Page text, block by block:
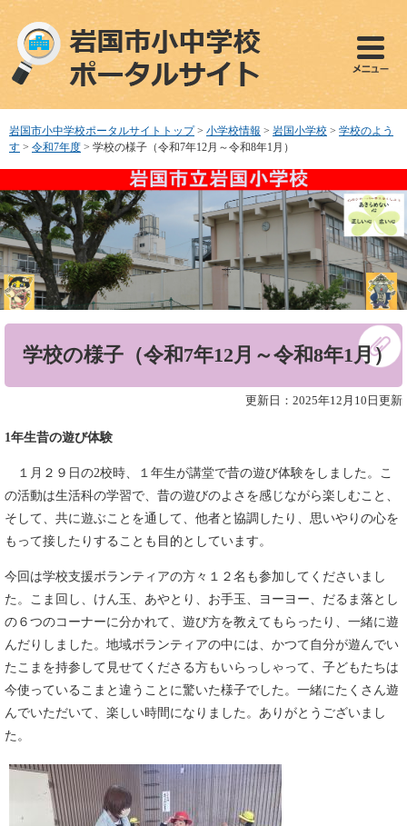
ペ
で
す
メ
ば
し
文
へ
岩国市小中学校ポータルサイトトップ > 小学校情報 > 岩国小学校 > 学校のよう
す > 令和7年度 > 学校の様子（令和7年12月～令和8年1月）
学校の様子（令和7年12月～令和8年1月）
更新日：2025年12月10日更新
1年生昔の遊び体験
１月２９日の2校時、１年生が講堂で昔の遊び体験をしました。こ
の活動は生活科の学習で、昔の遊びのよさを感じながら楽しむこと、
そして、共に遊ぶことを通して、他者と協調したり、思いやりの心を
もって接したりすることも目的としています。
今回は学校支援ボランティアの方々１２名も参加してくださいまし
た。こま回し、けん玉、あやとり、お手玉、ヨーヨー、だるま落とし
の６つのコーナーに分かれて、遊び方を教えてもらったり、一緒に遊
んだりしました。地域ボランティアの中には、かつて自分が遊んでい
たこまを持参して見せてくださる方もいらっしゃって、子どもたちは
今使っているこまと違うことに驚いた様子でした。一緒にたくさん遊
んでいただいて、楽しい時間になりました。ありがとうございまし
た。